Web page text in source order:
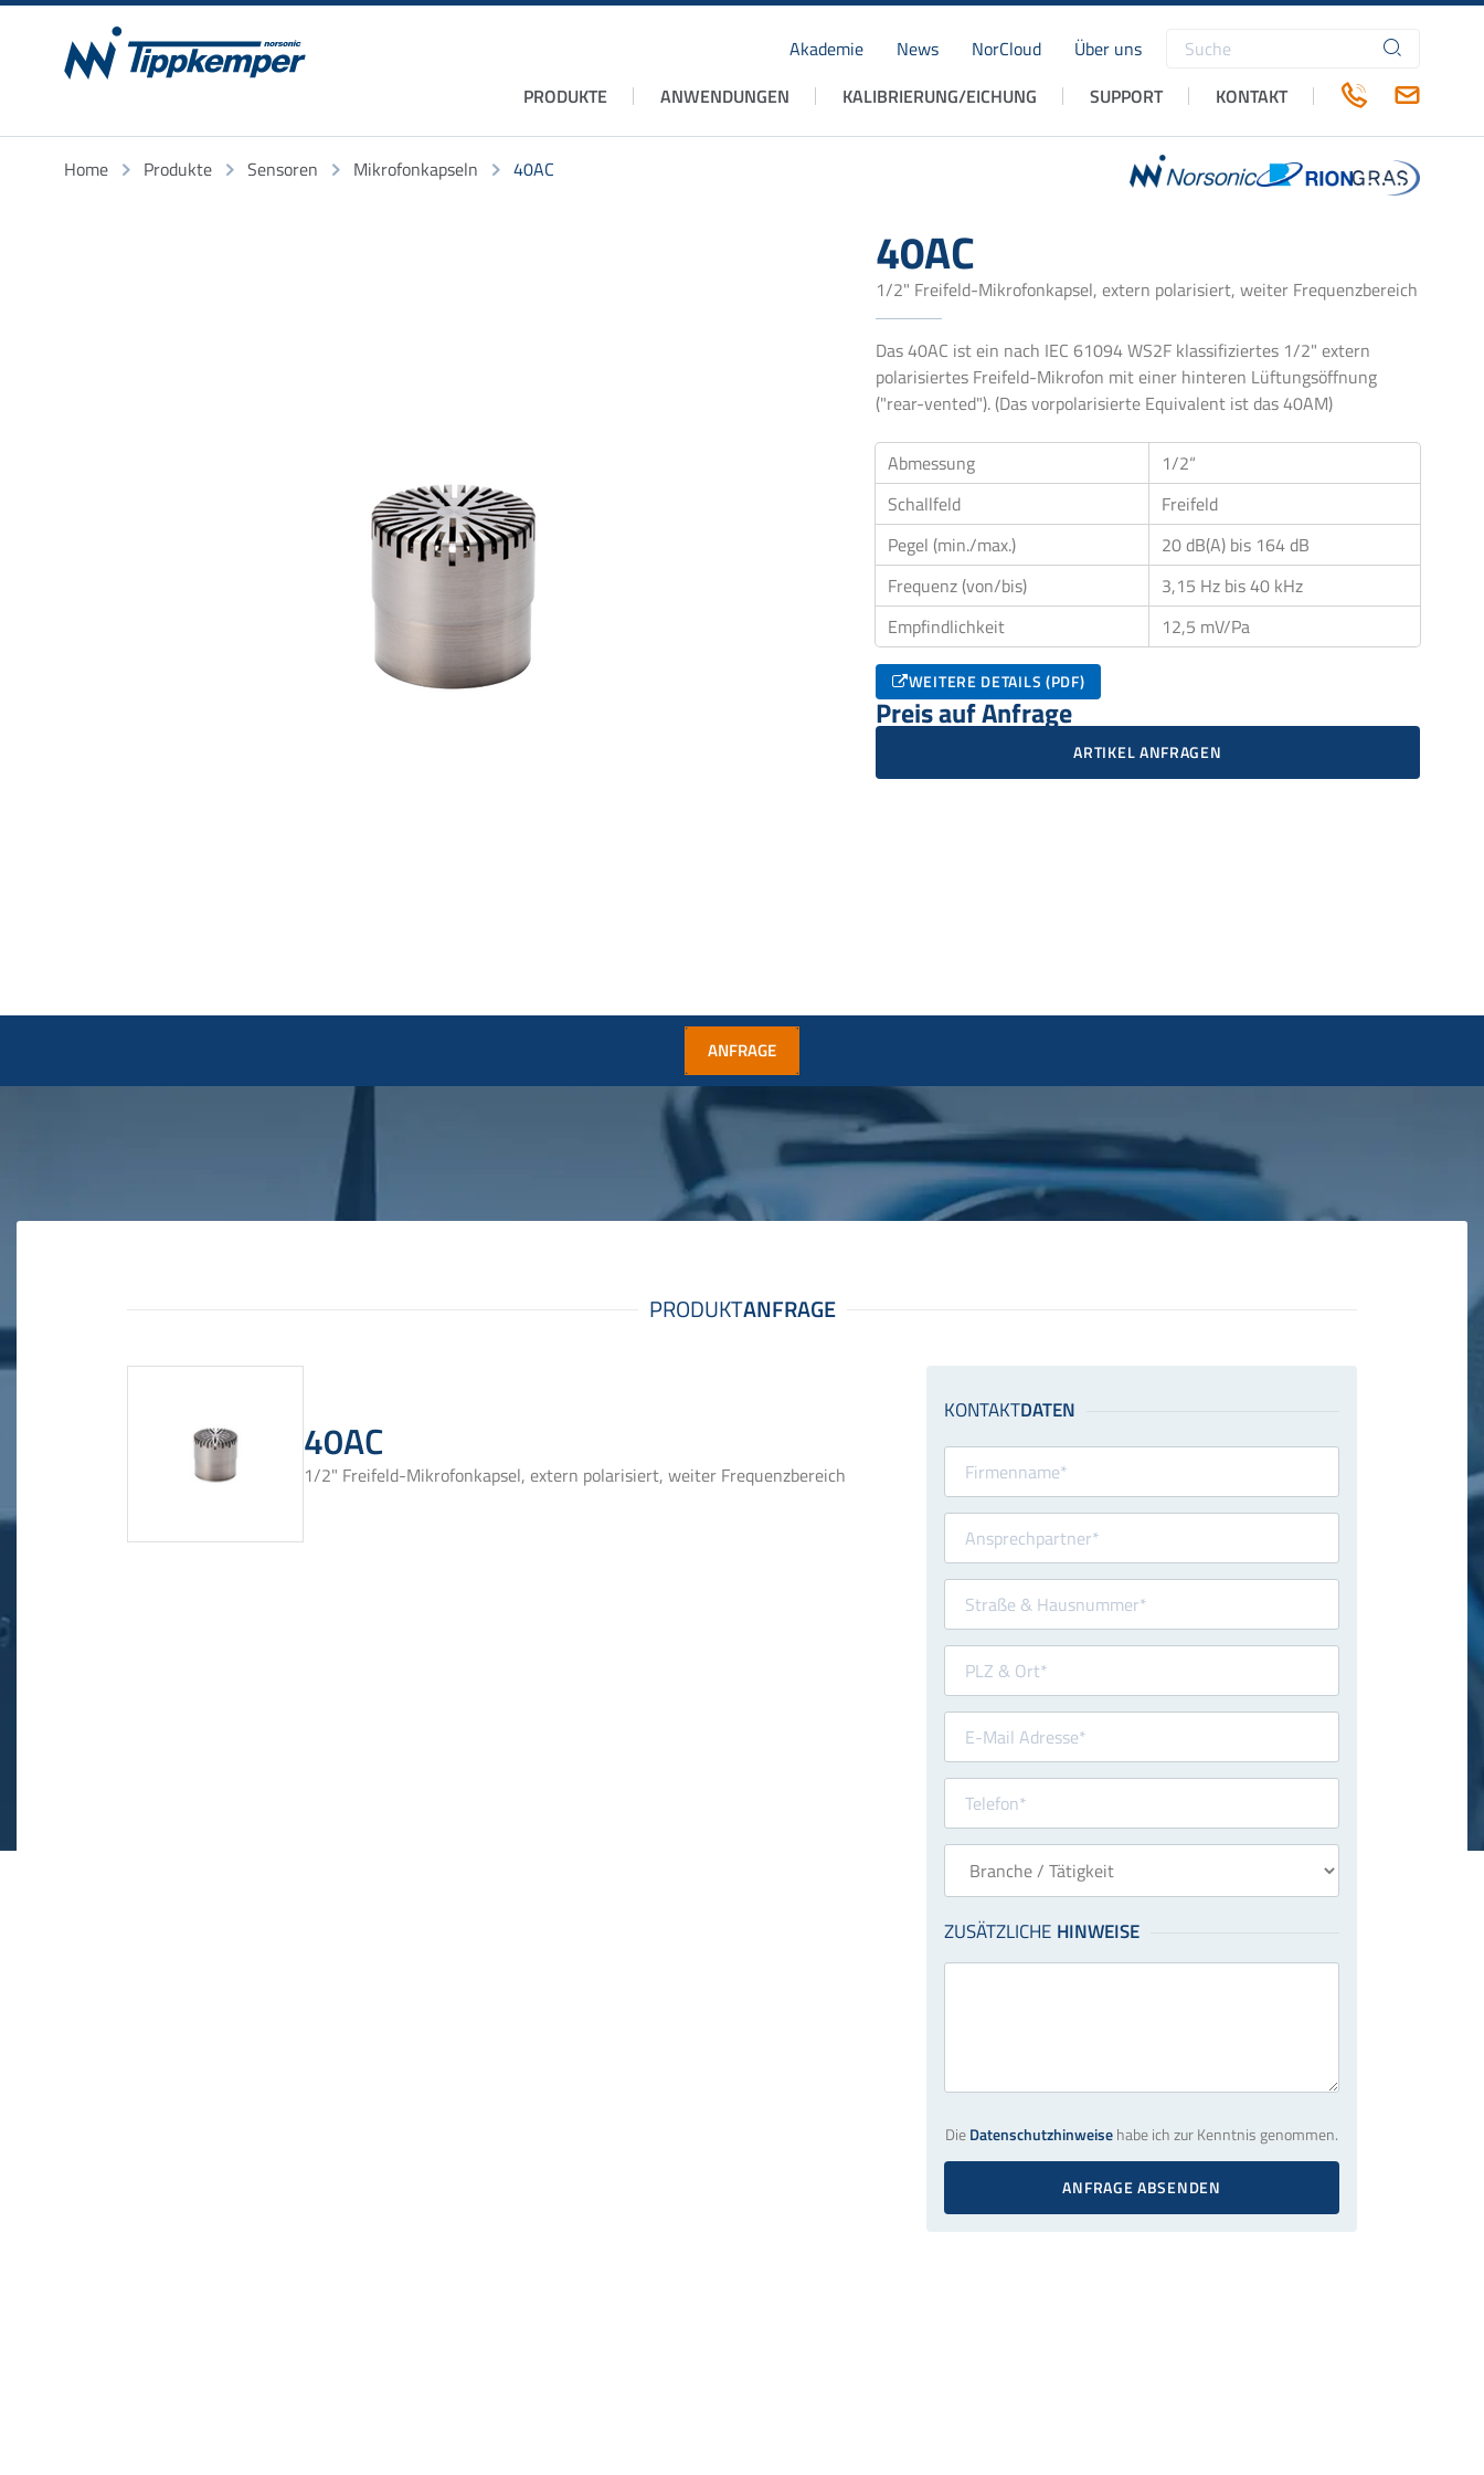
Akademie News NorCloud Über uns
Suchbegriffe
Navigation
PRODUKTE ANWENDUNGEN KALIBRIERUNG/EICHUNG SUPPORT KONTAKT
Home Produkte Sensoren Mikrofonkapseln 40AC
40AC
1/2" Freifeld-Mikrofonkapsel, extern polarisiert, weiter Frequenzbereich
Das 40AC ist ein nach IEC 61094 WS2F klassifiziertes 1/2" extern
polarisiertes Freifeld-Mikrofon mit einer hinteren Lüftungsöffnung
("rear-vented"). (Das vorpolarisierte Equivalent ist das 40AM)
Abmessung
1/2“
Schallfeld
Freifeld
Pegel (min./max.)
20 dB(A) bis 164 dB
Frequenz (von/bis)
3,15 Hz bis 40 kHz
Empfindlichkeit
12,5 mV/Pa
WEITERE DETAILS (PDF)
Preis auf Anfrage
ARTIKEL ANFRAGEN
ANFRAGE
40AC
1/2" Freifeld-Mikrofonkapsel, extern polarisiert, weiter Frequenzbereich
DieDatenschutzhinweisehabe ich zur Kenntnis genommen.
ANFRAGE ABSENDEN